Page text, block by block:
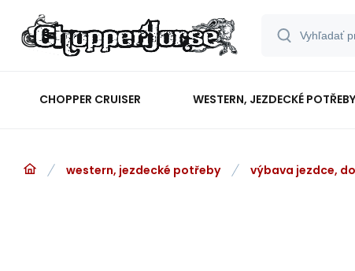
CHOPPER CRUISER WESTERN, JEZDECKÉ POTŘEBY
western, jezdecké potřeby výbava jezdce,